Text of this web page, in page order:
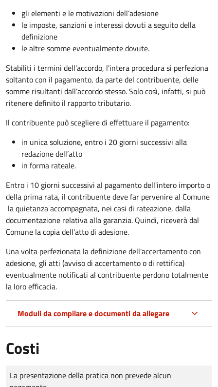
gli elementi e le motivazioni dell’adesione
le imposte, sanzioni e interessi dovuti a seguito della
definizione
le altre somme eventualmente dovute.
Stabiliti i termini dell'accordo, l'intera procedura si perfeziona
soltanto con il pagamento, da parte del contribuente, delle
somme risultanti dall’accordo stesso. Solo così, infatti, si può
ritenere definito il rapporto tributario.
Il contribuente può scegliere di effettuare il pagamento:
in unica soluzione, entro i 20 giorni successivi alla
redazione dell’atto
in forma rateale.
Entro i 10 giorni successivi al pagamento dell'intero importo o
della prima rata, il contribuente deve far pervenire al Comune
la quietanza accompagnata, nei casi di rateazione, dalla
documentazione relativa alla garanzia. Quindi, riceverà dal
Comune la copia dell'atto di adesione.
Una volta perfezionata la definizione dell'accertamento con
adesione, gli atti (avviso di accertamento o di rettifica)
eventualmente notificati al contribuente perdono totalmente
la loro efficacia.
Moduli da compilare e documenti da allegare
Costi
Tipo di pagamento
Importo
La presentazione della pratica non prevede alcun